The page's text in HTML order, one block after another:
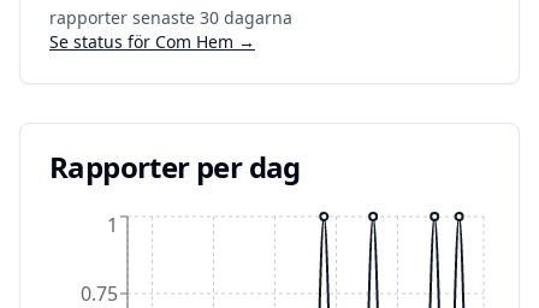
rapporter senaste 30 dagarna
Se status för Com Hem →
Rapporter per dag
0.75
1